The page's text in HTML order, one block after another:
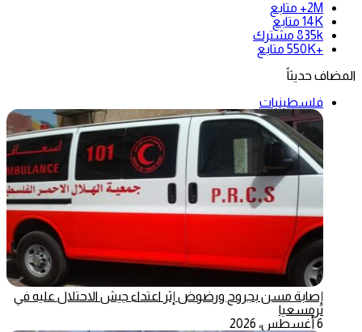
2M+
متابع
14K متابع
835k مشترك
+550K
متابع
المضاف حديثاً
فلسطينيات
إصابة مسن بجروح ورضوض إثر اعتداء جيش الاحتلال عليه في
ترمسعيا
6 أغسطس، 2026